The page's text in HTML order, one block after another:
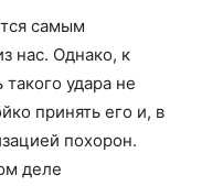
самым
нас. Однако, к
удара не
принять его и, в
похорон.
деле